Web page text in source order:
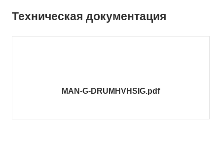
Техническая документация
MAN-G-DRUMHVHSIG.pdf